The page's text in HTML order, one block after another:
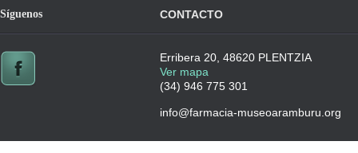
Síguenos CONTACTO
Erribera 20, 48620 PLENTZIA
Ver mapa
(34) 946 775 301
info@farmacia-museoaramburu.org